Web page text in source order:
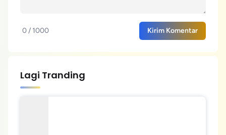
0 / 1000 Kirim Komentar
Lagi Tranding